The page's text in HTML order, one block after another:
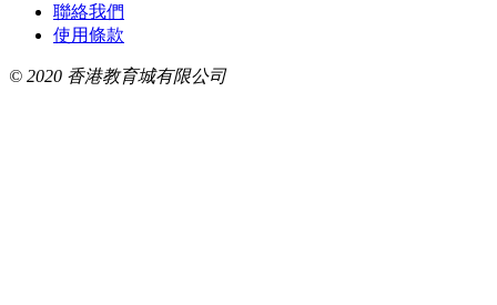
聯絡我們
使用條款
© 2020 香港教育城有限公司